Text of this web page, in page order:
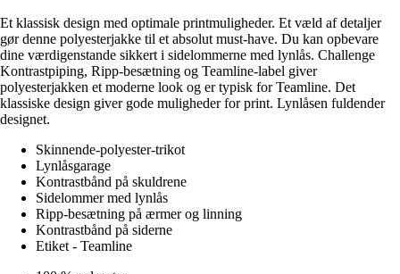
Et klassisk design med optimale printmuligheder. Et væld af detaljer
gør denne polyesterjakke til et absolut must-have. Du kan opbevare
dine værdigenstande sikkert i sidelommerne med lynlås. Challenge
Kontrastpiping, Ripp-besætning og Teamline-label giver
polyesterjakken et moderne look og er typisk for Teamline. Det
klassiske design giver gode muligheder for print. Lynlåsen fuldender
designet.
Skinnende-polyester-trikot
Lynlåsgarage
Kontrastbånd på skuldrene
Sidelommer med lynlås
Ripp-besætning på ærmer og linning
Kontrastbånd på siderne
Etiket - Teamline